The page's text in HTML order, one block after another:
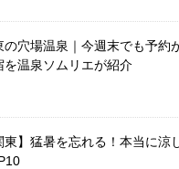
の穴場温泉｜今週末でも予約
を温泉ソムリエが紹介
東】猛暑を忘れる！本当に涼